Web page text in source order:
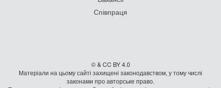
Співпраця
© & CC BY 4.0
Матеріали на цьому сайті захищені законодавством, у тому числі
законами про авторське право.